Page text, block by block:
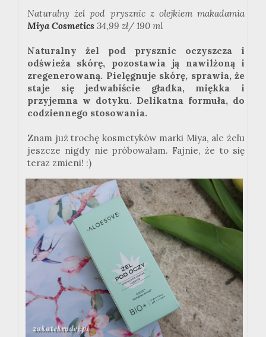
Naturalny żel pod prysznic z olejkiem makadamia
Miya Cosmetics 34,99 zł/ 190 ml
Naturalny żel pod prysznic oczyszcza i
odświeża skórę, pozostawia ją nawilżoną i
zregenerowaną. Pielęgnuje skórę, sprawia, że
staje się jedwabiście gładka, miękka i
przyjemna w dotyku. Delikatna formuła, do
codziennego stosowania.
Znam już trochę kosmetyków marki Miya, ale żelu
jeszcze nigdy nie próbowałam. Fajnie, że to się
teraz zmieni! :)